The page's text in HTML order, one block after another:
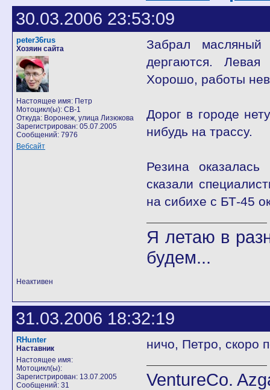
30.03.2006 23:53:09
peter36rus
Хозяин сайта
Настоящее имя: Петр
Мотоцикл(ы): CB-1
Откуда: Воронеж, улица Лизюкова
Зарегистрирован: 05.07.2005
Сообщений: 7976
Вебсайт
Забрал
дергаются. Левая
Хорошо, работы
Дорог в городе
нибудь на трассу.
Резина
сказали
на сибихе с БТ-45
Я летаю в
будем...
Неактивен
31.03.2006 18:32:19
RHunter
Наставник
Настоящее имя:
Мотоцикл(ы):
Зарегистрирован: 13.07.2005
Сообщений: 31
ничо, Петро, скоро
VentureCo.